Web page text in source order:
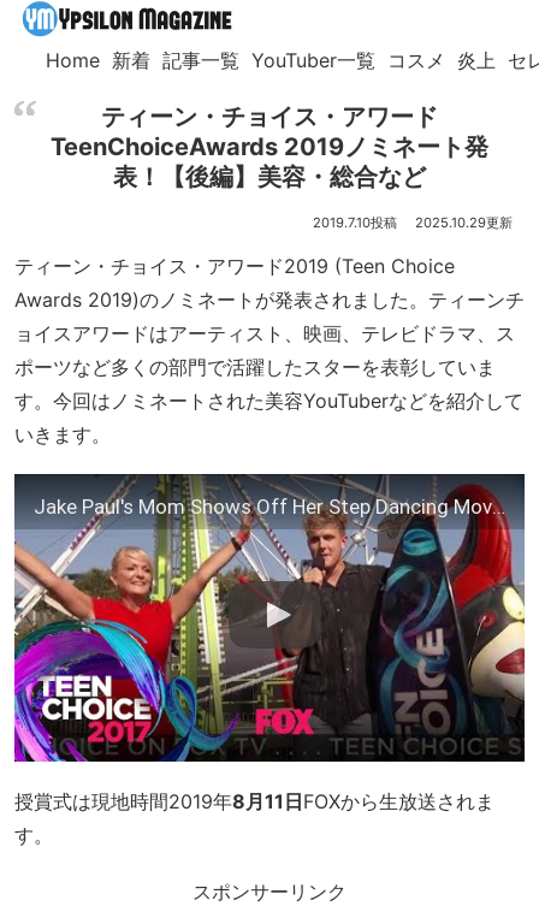
Home 新着 記事一覧 YouTuber一覧 コスメ 炎上 セ
ティーン・チョイス・アワード
TeenChoiceAwards 2019ノミネート発
表！【後編】美容・総合など
2019.7.10 2025.10.29
ティーン・チョイス・アワード2019 (Teen Choice
Awards 2019)のノミネートが発表されました。ティーンチ
ョイスアワードはアーティスト、映画、テレビドラマ、ス
ポーツなど多くの部門で活躍したスターを表彰していま
す。今回はノミネートされた美容YouTuberなどを紹介して
いきます。
Jake Paul's Mom Shows Off Her Step Dancing Moves | TEEN FEST
授賞式は現地時間2019年8月11日FOXから生放送されま
す。
スポンサーリンク